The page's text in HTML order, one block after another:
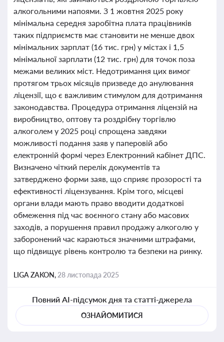
алкогольними напоями. З 1 жовтня 2025 року
мінімальна середня заробітна плата працівників
таких підприємств має становити не менше двох
мінімальних зарплат (16 тис. грн) у містах і 1,5
мінімальної зарплати (12 тис. грн) для точок поза
межами великих міст. Недотримання цих вимог
протягом трьох місяців призведе до анулювання
ліцензії, що є важливим стимулом для дотримання
законодавства. Процедура отримання ліцензій на
виробництво, оптову та роздрібну торгівлю
алкоголем у 2025 році спрощена завдяки
можливості подання заяв у паперовій або
електронній формі через Електронний кабінет ДПС.
Визначено чіткий перелік документів та
затверджено форми заяв, що сприяє прозорості та
ефективності ліцензування. Крім того, місцеві
органи влади мають право вводити додаткові
обмеження під час воєнного стану або масових
заходів, а порушення правил продажу алкоголю у
заборонений час караються значними штрафами,
що підвищує рівень контролю та безпеки на ринку.
LIGA ZAKON, 28 листопада 2025
Повний AI-підсумок дня та статті-джерела
ОЗНАЙОМИТИСЯ